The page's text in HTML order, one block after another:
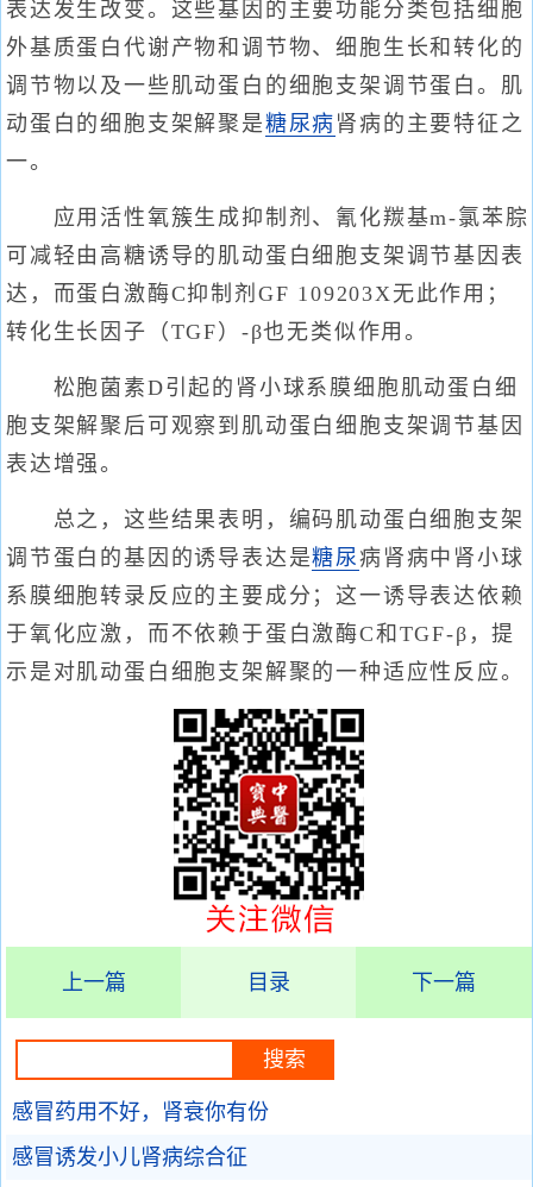
表达发生改变。这些基因的主要功能分类包括细胞
外基质蛋白代谢产物和调节物、细胞生长和转化的
调节物以及一些肌动蛋白的细胞支架调节蛋白。肌
动蛋白的细胞支架解聚是糖尿病 肾病的主要特征之
一。
应用活性氧簇生成抑制剂、氰化羰基m-氯苯腙
可减轻由高糖诱导的肌动蛋白细胞支架调节基因表
达，而蛋白激酶C抑制剂GF 109203X无此作用；
转化生长因子（TGF）-β也无类似作用。
松胞菌素D引起的肾小球系膜细胞肌动蛋白细
胞支架解聚后可观察到肌动蛋白细胞支架调节基因
表达增强。
总之，这些结果表明，编码肌动蛋白细胞支架
调节蛋白的基因的诱导表达是糖尿病肾病中肾小球
系膜细胞转录反应的主要成分；这一诱导表达依赖
于氧化应激，而不依赖于蛋白激酶C和TGF-β，提
示是对肌动蛋白细胞支架解聚的一种适应性反应。
上一篇 目录 下一篇
感冒药用不好，肾衰你有份
感冒诱发小儿肾病综合征